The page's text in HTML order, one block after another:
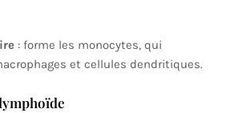
: forme les monocytes, qui
et cellules dendritiques.